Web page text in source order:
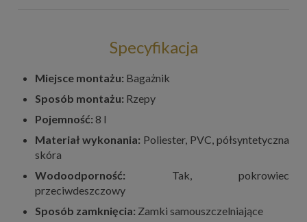
Specyfikacja
Miejsce montażu: Bagażnik
Sposób montażu: Rzepy
Pojemność: 8 l
Materiał wykonania: Poliester, PVC, półsyntetyczna
skóra
Wodoodporność: Tak, pokrowiec
przeciwdeszczowy
Sposób zamknięcia: Zamki samouszczelniające